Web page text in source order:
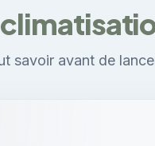
savoir avant de